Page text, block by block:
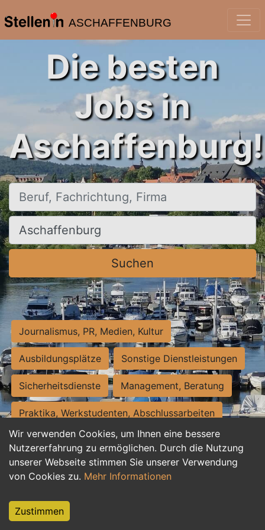
ASCHAFFENBURG
Wir verwenden Cookies, um Ihnen eine bessere
Nutzererfahrung zu ermöglichen. Durch die Nutzung
unserer Webseite stimmen Sie unserer Verwendung
von Cookies zu. Mehr Informationen
Zustimmen
Die besten
Jobs in
Aschaffenburg!
Beruf, Fachrichtung, Firma
Ort, Stadt
Suchen
Journalismus, PR, Medien, Kultur
Ausbildungsplätze Sonstige Dienstleistungen
Sicherheitsdienste Management, Beratung
Praktika, Werkstudenten, Abschlussarbeiten
Personalwesen Assistenz, Sekretariat
Hilfskräfte, Aushilfs- und Nebenjobs
Weiterbildung, Studium, duale Ausbildung